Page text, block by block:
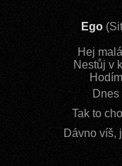
Ego
Hej
Nestůj v
Dnes
Tak to
Dávno víš,